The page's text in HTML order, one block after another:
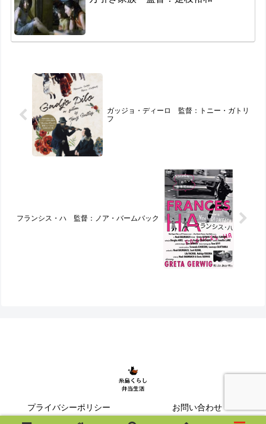
ガッジョ・ディーロ 監督：トニー・ガトリ
フ
フランシス・ハ 監督：ノア・バームバック
プライバシーポリシー お問い合わせ